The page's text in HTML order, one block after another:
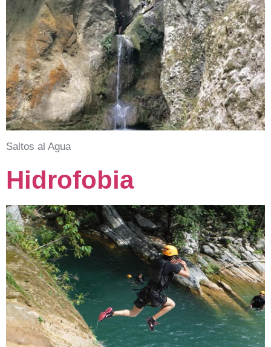
Saltos al Agua
Hidrofobia